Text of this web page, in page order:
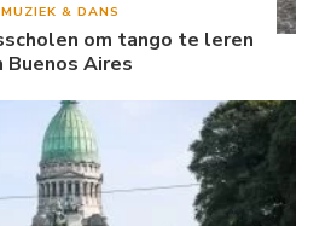
MUZIEK & DANS
om tango te leren
Buenos Aires